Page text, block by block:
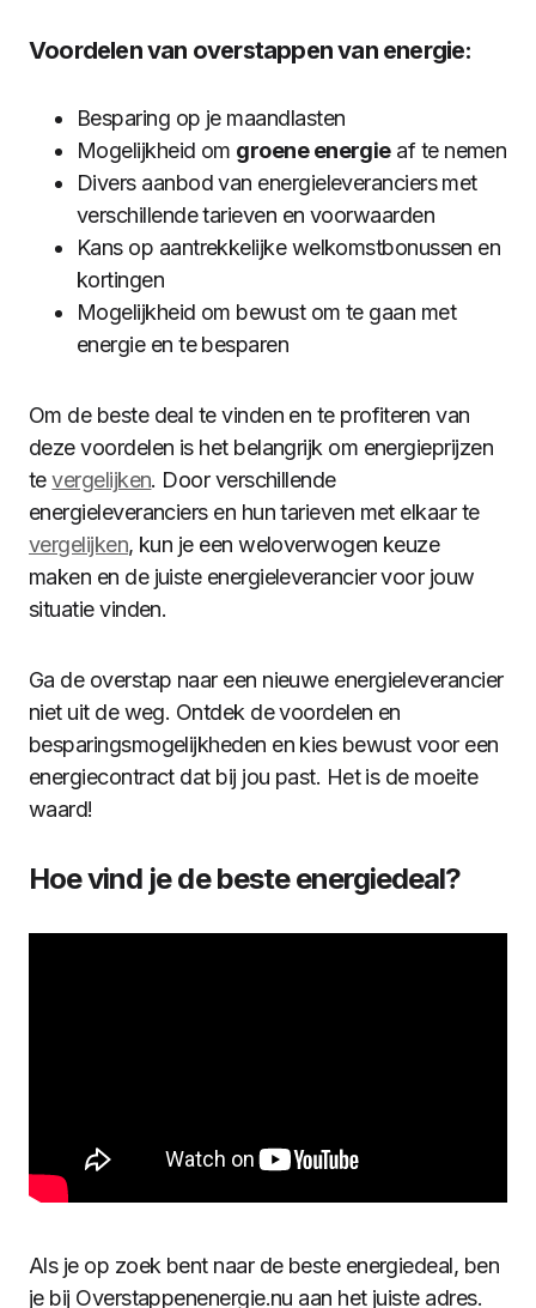
Voordelen van overstappen van energie:
Besparing op je maandlasten
Mogelijkheid om groene energieaf te nemen
Divers aanbod van energieleveranciers met
verschillende tarieven en voorwaarden
Kans op aantrekkelijke welkomstbonussen en
kortingen
Mogelijkheid om bewust om te gaan met
energie en te besparen
Om de beste deal te vinden en te profiteren van
deze voordelen is het belangrijk om energieprijzen
tevergelijken. Door verschillende
energieleveranciers en hun tarieven met elkaar te
vergelijken, kun je een weloverwogen keuze
maken en de juiste energieleverancier voor jouw
situatie vinden.
Ga de overstap naar een nieuwe energieleverancier
niet uit de weg. Ontdek de voordelen en
besparingsmogelijkheden en kies bewust voor een
energiecontract dat bij jou past. Het is de moeite
waard!
Hoe vind je de beste energiedeal?
Als je op zoek bent naar de beste energiedeal, ben
je bij Overstappenenergie.nu aan het juiste adres.